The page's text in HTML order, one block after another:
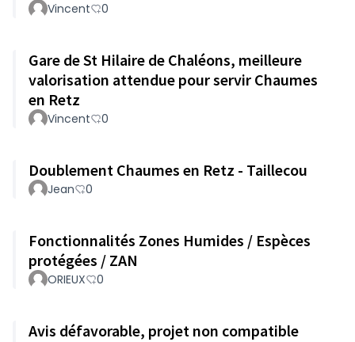
Vincent 0
Gare de St Hilaire de Chaléons, meilleure
valorisation attendue pour servir Chaumes
en Retz
Vincent 0
Doublement Chaumes en Retz - Taillecou
Jean 0
Fonctionnalités Zones Humides / Espèces
protégées / ZAN
ORIEUX 0
Avis défavorable, projet non compatible